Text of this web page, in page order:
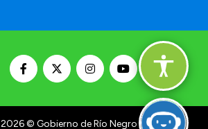
2026© Gobierno de Río Negro